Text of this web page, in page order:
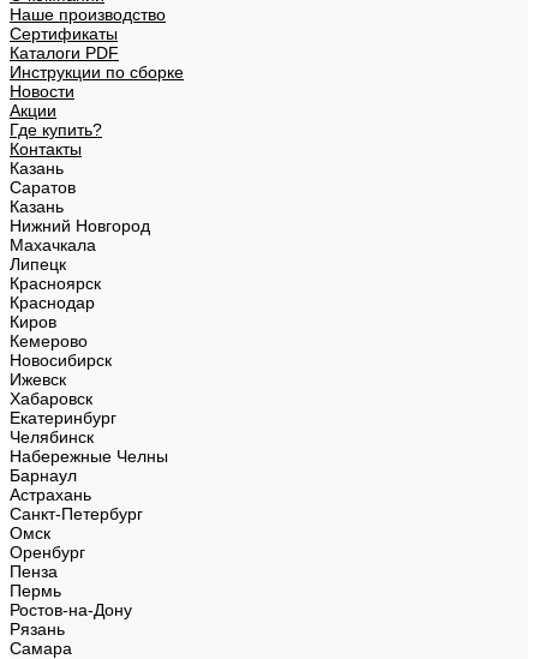
Наше производство
Сертификаты
Каталоги PDF
Инструкции по сборке
Новости
Акции
Где купить?
Контакты
Казань
Саратов
Казань
Нижний Новгород
Махачкала
Липецк
Красноярск
Краснодар
Киров
Кемерово
Новосибирск
Ижевск
Хабаровск
Екатеринбург
Челябинск
Набережные Челны
Барнаул
Астрахань
Санкт-Петербург
Омск
Оренбург
Пенза
Пермь
Ростов-на-Дону
Рязань
Самара